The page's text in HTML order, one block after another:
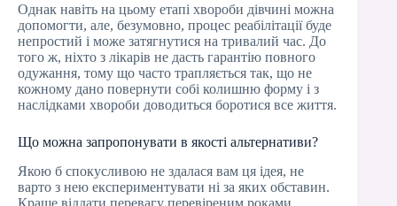
Однак навіть на цьому етапі хвороби дівчині можна
допомогти, але, безумовно, процес реабілітації буде
непростий і може затягнутися на тривалий час. До
того ж, ніхто з лікарів не дасть гарантію повного
одужання, тому що часто трапляється так, що не
кожному дано повернути собі колишню форму і з
наслідками хвороби доводиться боротися все життя.
Що можна запропонувати в якості альтернативи?
Якою б спокусливою не здалася вам ця ідея, не
варто з нею експериментувати ні за яких обставин.
Краще віддати перевагу перевіреним роками